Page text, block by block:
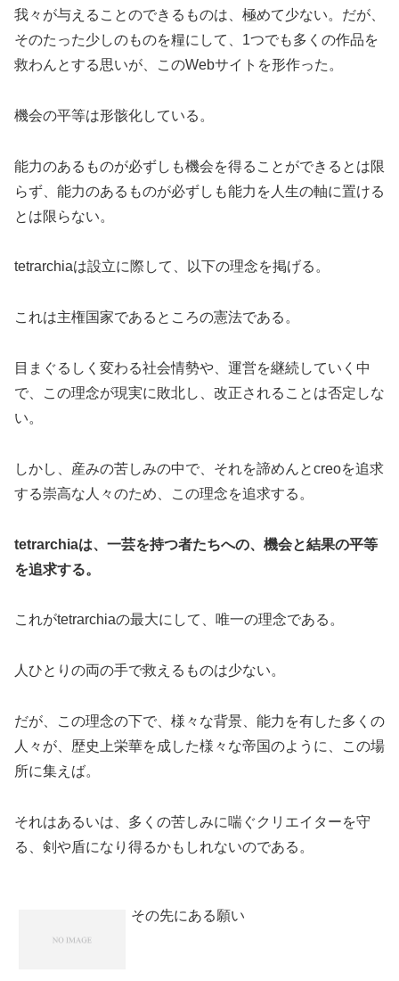
我々が与えることのできるものは、極めて少ない。だが、
そのたった少しのものを糧にして、1つでも多くの作品を
救わんとする思いが、このWebサイトを形作った。
機会の平等は形骸化している。
能力のあるものが必ずしも機会を得ることができるとは限
らず、能力のあるものが必ずしも能力を人生の軸に置ける
とは限らない。
tetrarchiaは設立に際して、以下の理念を掲げる。
これは主権国家であるところの憲法である。
目まぐるしく変わる社会情勢や、運営を継続していく中
で、この理念が現実に敗北し、改正されることは否定しな
い。
しかし、産みの苦しみの中で、それを諦めんとcreoを追求
する崇高な人々のため、この理念を追求する。
tetrarchiaは、一芸を持つ者たちへの、機会と結果の平等
を追求する。
これがtetrarchiaの最大にして、唯一の理念である。
人ひとりの両の手で救えるものは少ない。
だが、この理念の下で、様々な背景、能力を有した多くの
人々が、歴史上栄華を成した様々な帝国のように、この場
所に集えば。
それはあるいは、多くの苦しみに喘ぐクリエイターを守
る、剣や盾になり得るかもしれないのである。
その先にある願い